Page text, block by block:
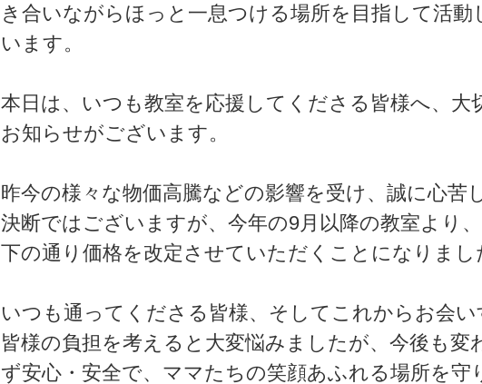
き合いながらほっと一息つける場所を目指して活動
います。
本日は、いつも教室を応援してくださる皆様へ、大
お知らせがございます。
昨今の様々な物価高騰などの影響を受け、誠に心苦
決断ではございますが、今年の9月以降の教室より
下の通り価格を改定させていただくことになりまし
いつも通ってくださる皆様、そしてこれからお会い
皆様の負担を考えると大変悩みましたが、今後も変
ず安心・安全で、ママたちの笑顔あふれる場所を守